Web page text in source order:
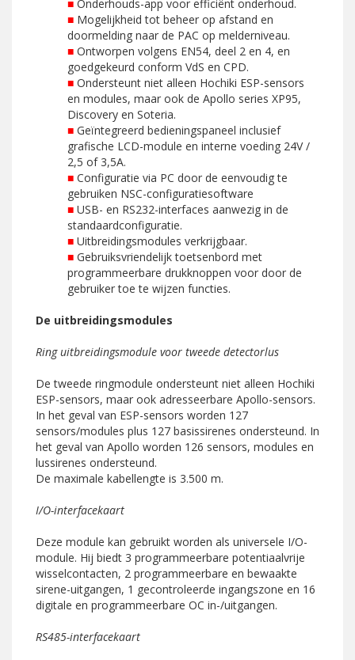
■ Onderhouds-app voor efficiënt onderhoud.
■ Mogelijkheid tot beheer op afstand en
doormelding naar de PAC op melderniveau.
■ Ontworpen volgens EN54, deel 2 en 4, en
goedgekeurd conform VdS en CPD.
■ Ondersteunt niet alleen Hochiki ESP-sensors
en modules, maar ook de Apollo series XP95,
Discovery en Soteria.
■ Geïntegreerd bedieningspaneel inclusief
grafische LCD-module en interne voeding 24V /
2,5 of 3,5A.
■ Configuratie via PC door de eenvoudig te
gebruiken NSC-configuratiesoftware
■ USB- en RS232-interfaces aanwezig in de
standaardconfiguratie.
■ Uitbreidingsmodules verkrijgbaar.
■ Gebruiksvriendelijk toetsenbord met
programmeerbare drukknoppen voor door de
gebruiker toe te wijzen functies.
De uitbreidingsmodules
Ring uitbreidingsmodule voor tweede detectorlus
De tweede ringmodule ondersteunt niet alleen Hochiki
ESP-sensors, maar ook adresseerbare Apollo-sensors.
In het geval van ESP-sensors worden 127
sensors/modules plus 127 basissirenes ondersteund. In
het geval van Apollo worden 126 sensors, modules en
lussirenes ondersteund.
De maximale kabellengte is 3.500 m.
I/O-interfacekaart
Deze module kan gebruikt worden als universele I/O-
module. Hij biedt 3 programmeerbare potentiaalvrije
wisselcontacten, 2 programmeerbare en bewaakte
sirene-uitgangen, 1 gecontroleerde ingangszone en 16
digitale en programmeerbare OC in-/uitgangen.
RS485-interfacekaart